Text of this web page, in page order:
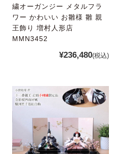
繍オーガンジー メタルフラ
ワー かわいい お雛様 雛 親
王飾り 増村人形店
MMN3452
¥236,480(税込)